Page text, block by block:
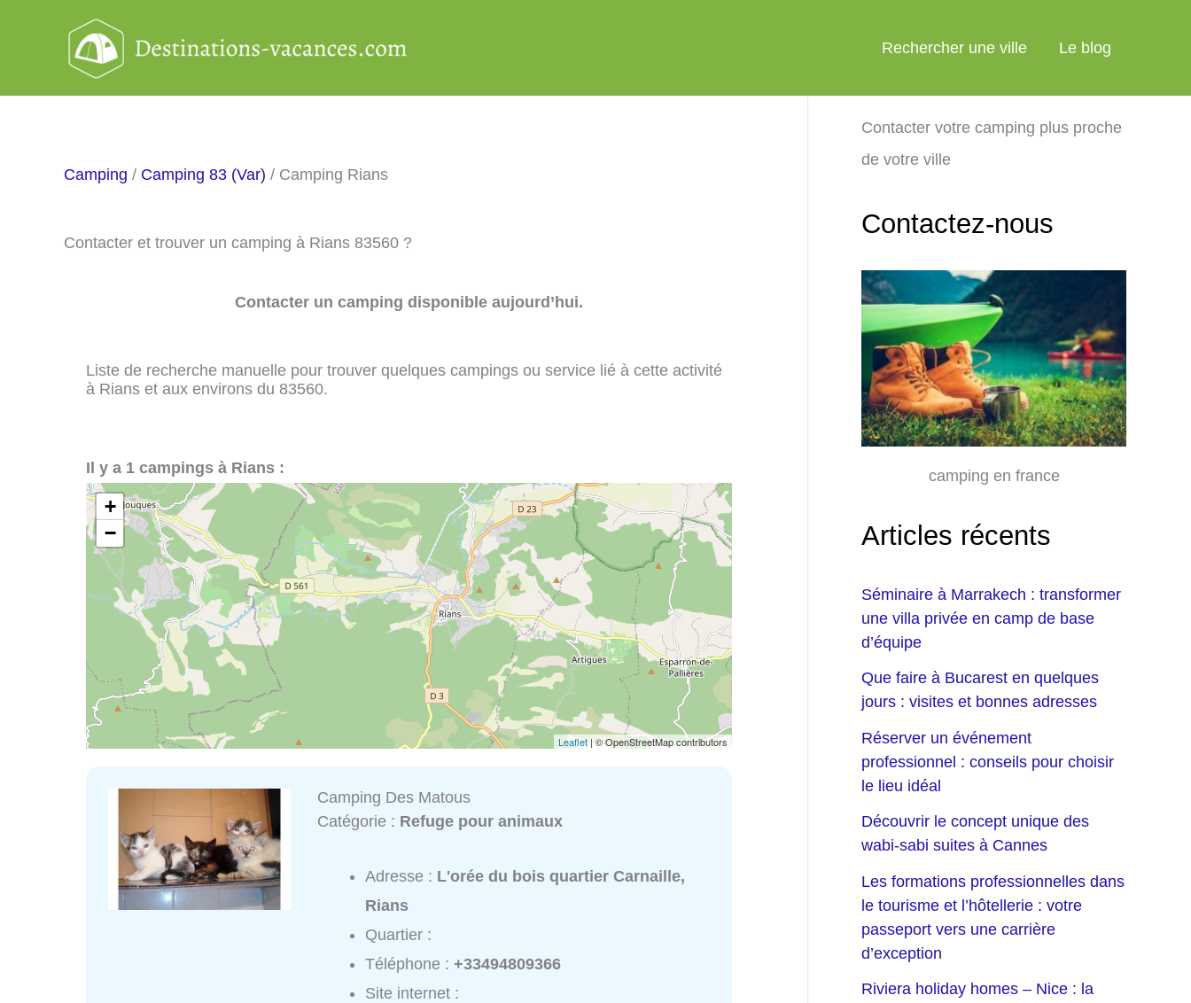
Rechercher une ville Le blog
Camping / Camping 83 (Var) / Camping Rians
Contacter et trouver un camping à Rians 83560 ?
Contacter un camping disponible aujourd’hui.
Liste de recherche manuelle pour trouver quelques campings ou service lié à cette activité
à Rians et aux environs du 83560.
Il y a 1 campings à Rians :
+
−
Leaflet | © OpenStreetMap contributors
Camping Des Matous
Catégorie : Refuge pour animaux
Adresse : L'orée du bois quartier Carnaille,
Rians
Quartier :
Téléphone :+33494809366
Site internet :
Contacter votre camping plus proche
de votre ville
Contactez-nous
camping en france
Articles récents
Séminaire à Marrakech : transformer
une villa privée en camp de base
d’équipe
Que faire à Bucarest en quelques
jours : visites et bonnes adresses
Réserver un événement
professionnel : conseils pour choisir
le lieu idéal
Découvrir le concept unique des
wabi-sabi suites à Cannes
Les formations professionnelles dans
le tourisme et l’hôtellerie : votre
passeport vers une carrière
d’exception
Riviera holiday homes – Nice : la